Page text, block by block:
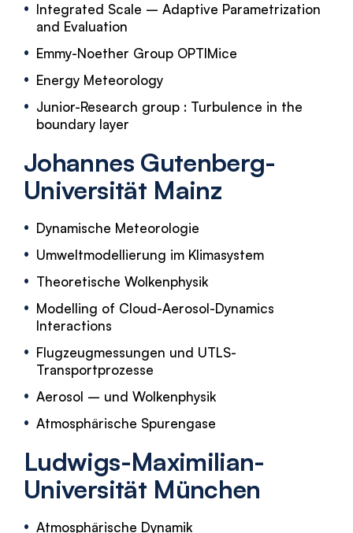
Integrated Scale – Adaptive Parametrization
and Evaluation
Emmy-Noether Group OPTIMice
Energy Meteorology
Junior-Research group : Turbulence in the
boundary layer
Johannes Gutenberg-
Universität Mainz
Dynamische Meteorologie
Umweltmodellierung im Klimasystem
Theoretische Wolkenphysik
Modelling of Cloud-Aerosol-Dynamics
Interactions
Flugzeugmessungen und UTLS-
Transportprozesse
Aerosol – und Wolkenphysik
Atmosphärische Spurengase
Ludwigs-Maximilian-
Universität München
Atmosphärische Dynamik